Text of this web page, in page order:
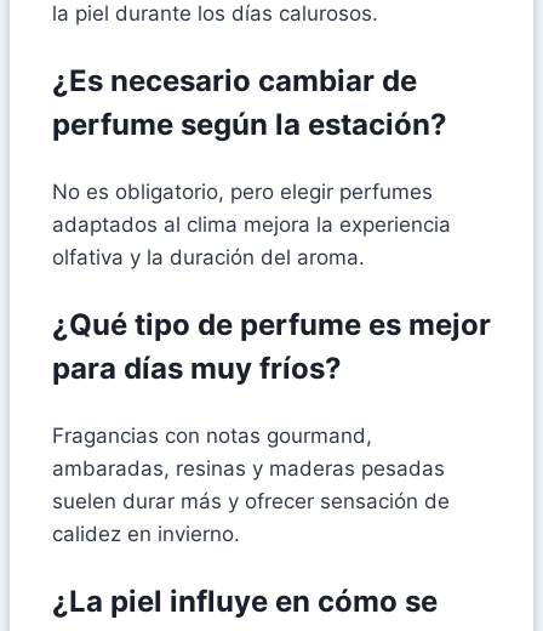
la piel durante los días calurosos.
¿Es necesario cambiar de
perfume según la estación?
No es obligatorio, pero elegir perfumes
adaptados al clima mejora la experiencia
olfativa y la duración del aroma.
¿Qué tipo de perfume es mejor
para días muy fríos?
Fragancias con notas gourmand,
ambaradas, resinas y maderas pesadas
suelen durar más y ofrecer sensación de
calidez en invierno.
¿La piel influye en cómo se